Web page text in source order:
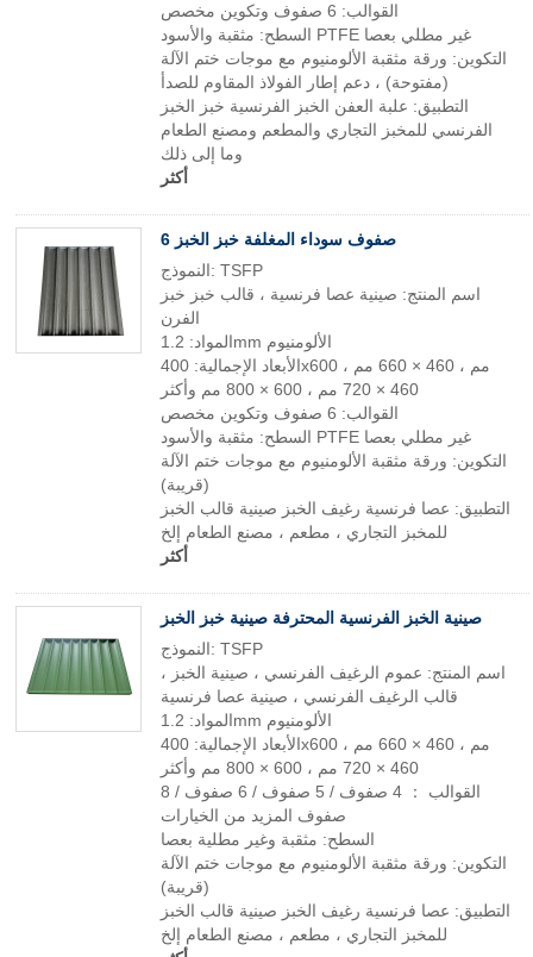
القوالب: 6 صفوف وتكوين مخصص
السطح: مثقبة والأسود PTFE غير مطلي بعصا
التكوين: ورقة مثقبة الألومنيوم مع موجات ختم الآلة
(مفتوحة) ، دعم إطار الفولاذ المقاوم للصدأ
التطبيق: علبة العفن الخبز الفرنسية خبز الخبز
الفرنسي للمخبز التجاري والمطعم ومصنع الطعام
وما إلى ذلك
أكثر
6 صفوف سوداء المغلفة خبز الخبز
النموذج: TSFP
اسم المنتج: صينية عصا فرنسية ، قالب خبز خبز
الفرن
المواد: 1.2mm الألومنيوم
الأبعاد الإجمالية: 400x600 مم ، 460 × 660 مم ،
460 × 720 مم ، 600 × 800 مم وأكثر
القوالب: 6 صفوف وتكوين مخصص
السطح: مثقبة والأسود PTFE غير مطلي بعصا
التكوين: ورقة مثقبة الألومنيوم مع موجات ختم الآلة
(قريبة)
التطبيق: عصا فرنسية رغيف الخبز صينية قالب الخبز
للمخبز التجاري ، مطعم ، مصنع الطعام إلخ
أكثر
صينية الخبز الفرنسية المحترفة صينية خبز الخبز
النموذج: TSFP
اسم المنتج: عموم الرغيف الفرنسي ، صينية الخبز ،
قالب الرغيف الفرنسي ، صينية عصا فرنسية
المواد: 1.2mm الألومنيوم
الأبعاد الإجمالية: 400x600 مم ، 460 × 660 مم ،
460 × 720 مم ، 600 × 800 مم وأكثر
القوالب ： 4 صفوف / 5 صفوف / 6 صفوف / 8
صفوف المزيد من الخيارات
السطح: مثقبة وغير مطلية بعصا
التكوين: ورقة مثقبة الألومنيوم مع موجات ختم الآلة
(قريبة)
التطبيق: عصا فرنسية رغيف الخبز صينية قالب الخبز
للمخبز التجاري ، مطعم ، مصنع الطعام إلخ